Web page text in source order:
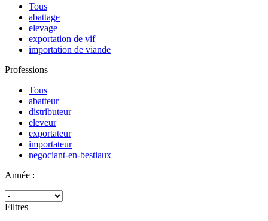
Tous
abattage
elevage
exportation de vif
importation de viande
Professions
Tous
abatteur
distributeur
eleveur
exportateur
importateur
negociant-en-bestiaux
Année :
Filtres